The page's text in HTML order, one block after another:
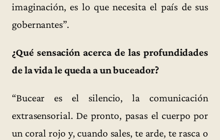
imaginación, es lo que necesita el país de sus
gobernantes”.
¿Qué sensación acerca de las profundidades
de la vida le queda a un buceador?
“Bucear es el silencio, la comunicación
extrasensorial. De pronto, pasas el cuerpo por
un coral rojo y, cuando sales, te arde, te rasca o